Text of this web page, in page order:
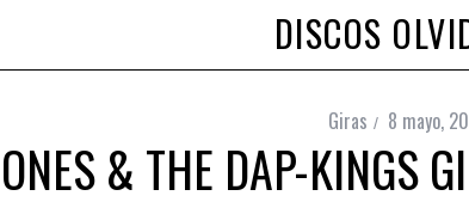
DISCOS
Giras 8 mayo,
& THE DAP-KINGS